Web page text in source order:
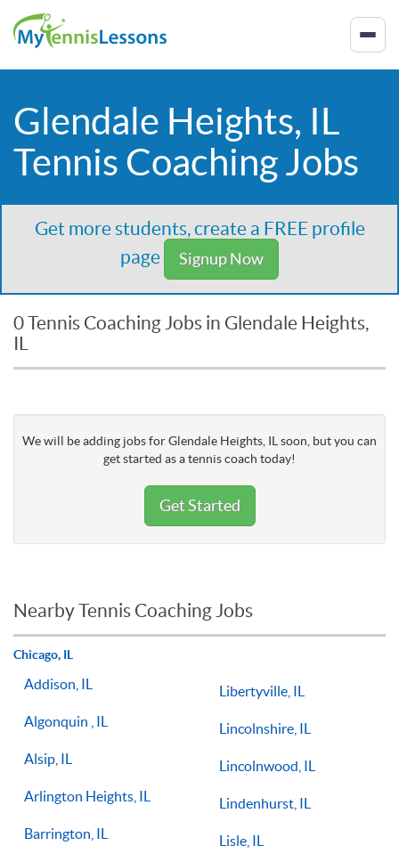
Glendale Heights, IL
Tennis Coaching Jobs
Get more students, create a FREE profile
page
Signup Now
0 Tennis Coaching Jobs in Glendale Heights,
IL
We will be adding jobs for Glendale Heights, IL soon, but you can
get started as a tennis coach today!
Get Started
Nearby Tennis Coaching Jobs
Chicago, IL
Addison, IL
Algonquin , IL
Alsip, IL
Arlington Heights, IL
Barrington, IL
Libertyville, IL
Lincolnshire, IL
Lincolnwood, IL
Lindenhurst, IL
Lisle, IL